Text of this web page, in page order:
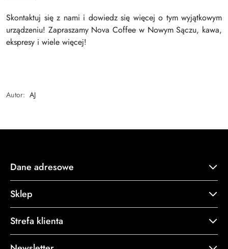
Skontaktuj się z nami i dowiedz się więcej o tym wyjątkowym
urządzeniu! Zapraszamy Nova Coffee w Nowym Sączu, kawa,
ekspresy i wiele więcej!
Autor: AJ
Dane adresowe
Sklep
Strefa klienta